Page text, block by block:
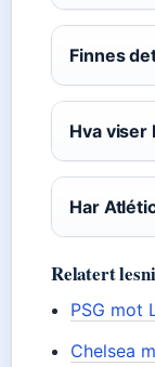
Finnes
Hva viser
Har
Relatert
PSG mot
Chelsea